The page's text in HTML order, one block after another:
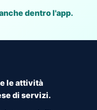
dentro l'app.
le attività
di servizi.